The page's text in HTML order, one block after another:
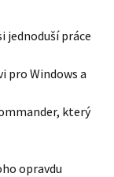
jednoduší práce
pro Windows a
který
opravdu